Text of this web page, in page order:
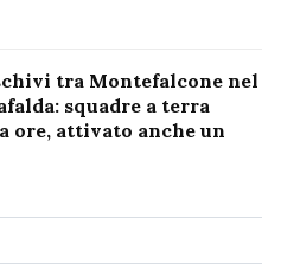
tra Montefalcone nel
squadre a terra
ore, attivato anche un